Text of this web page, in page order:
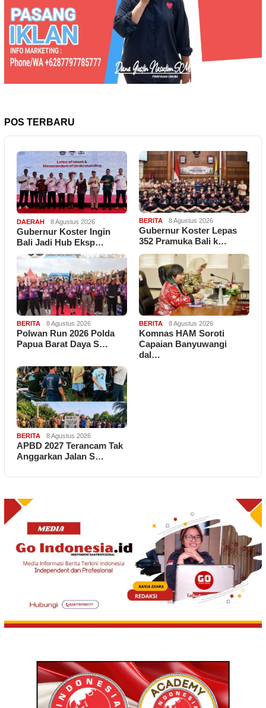
POS TERBARU
DAERAH 8 Agustus 2026
Gubernur Koster Ingin
Bali Jadi Hub Eksp…
BERITA 8 Agustus 2026
Gubernur Koster Lepas
352 Pramuka Bali k…
BERITA 8 Agustus 2026
Polwan Run 2026 Polda
Papua Barat Daya S…
BERITA 8 Agustus 2026
Komnas HAM Soroti
Capaian Banyuwangi
dal…
BERITA 8 Agustus 2026
APBD 2027 Terancam Tak
Anggarkan Jalan S…